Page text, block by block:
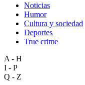
Noticias
Humor
Cultura y sociedad
Deportes
True crime
A - H
I - P
Q - Z